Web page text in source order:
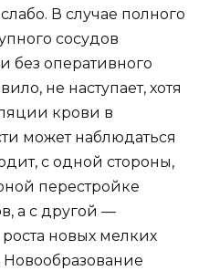
В случае полного
сосудов
без оперативного
не наступает, хотя
крови в
может наблюдаться
с одной стороны,
перестройке
а с другой —
новых мелких